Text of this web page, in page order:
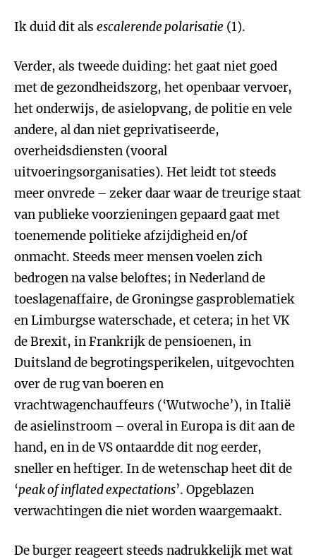
Ik duid dit als escalerende polarisatie (1).
Verder, als tweede duiding: het gaat niet goed
met de gezondheidszorg, het openbaar vervoer,
het onderwijs, de asielopvang, de politie en vele
andere, al dan niet geprivatiseerde,
overheidsdiensten (vooral
uitvoeringsorganisaties). Het leidt tot steeds
meer onvrede – zeker daar waar de treurige staat
van publieke voorzieningen gepaard gaat met
toenemende politieke afzijdigheid en/of
onmacht. Steeds meer mensen voelen zich
bedrogen na valse beloftes; in Nederland de
toeslagenaffaire, de Groningse gasproblematiek
en Limburgse waterschade, et cetera; in het VK
de Brexit, in Frankrijk de pensioenen, in
Duitsland de begrotingsperikelen, uitgevochten
over de rug van boeren en
vrachtwagenchauffeurs (‘Wutwoche’), in Italië
de asielinstroom – overal in Europa is dit aan de
hand, en in de VS ontaardde dit nog eerder,
sneller en heftiger. In de wetenschap heet dit de
‘peak of inflated expectations’. Opgeblazen
verwachtingen die niet worden waargemaakt.
De burger reageert steeds nadrukkelijk met wat